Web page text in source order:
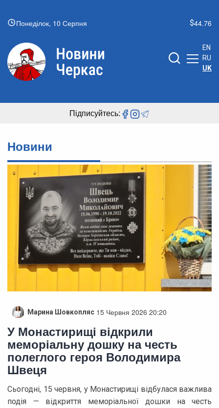
Понеділок, 10 Серпня 44.76
EN
RU
UK
Підписуйтесь:
Новини
Марина Шовкопляс 15 Червня 2026 20:20
У Монастирищі відкрили
меморіальну дошку на честь
полеглого героя Володимира
Швеця
Сьогодні, 15 червня, у Монастирищі відбулася важлива
подія — відкриття меморіальної дошки на честь